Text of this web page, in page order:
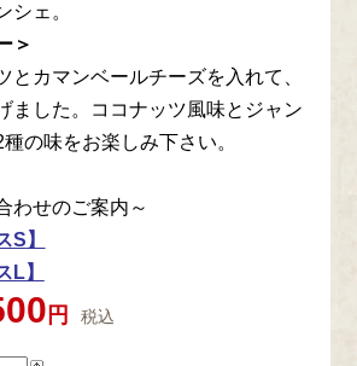
シェ。
＞
とカマンベールチーズを入れて、
ました。ココナッツ風味とジャン
の味をお楽しみ下さい。
わせのご案内～
S 】
L】
円 税込